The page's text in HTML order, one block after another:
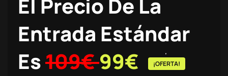
El Precio De La
Entrada Estándar
Es109€99€ ¡OFERTA!